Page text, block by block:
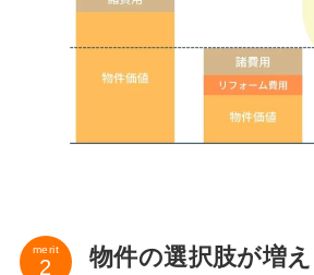
merit
物件の選択肢が増